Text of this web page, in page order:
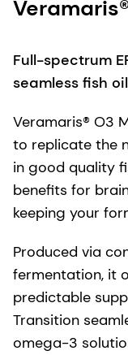
Full-spectrum
seamless fish
Veramaris® O3
to replicate the
in good quality
benefits for
keeping your
Produced via
fermentation, it
predictable
Transition
omega-3